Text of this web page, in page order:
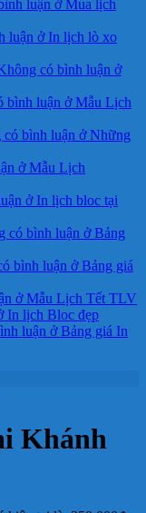
luận ở Mua lịch
luận ở In lịch lò xo
có bình luận ở
bình luận ở Mẫu Lịch
bình luận ở Những
ở Mẫu Lịch
ở In lịch bloc tại
có bình luận ở Bảng
bình luận ở Bảng giá
ở Mẫu Lịch Tết TLV
In lịch Bloc đẹp
luận ở Bảng giá In
Khánh